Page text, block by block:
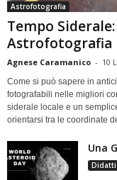
Astrofotografia
Tempo
Astrofotografia
Agnese Caramanico - 10
Come si può sapere in
fotografabili nelle migliori
siderale locale e un
orientarsi tra le coordinate
Una